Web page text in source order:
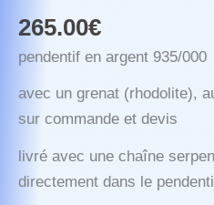
265.00€
pendentif en argent 935/000
avec un grenat (rhodolite),
sur commande et devis
livré avec une chaîne
directement dans le